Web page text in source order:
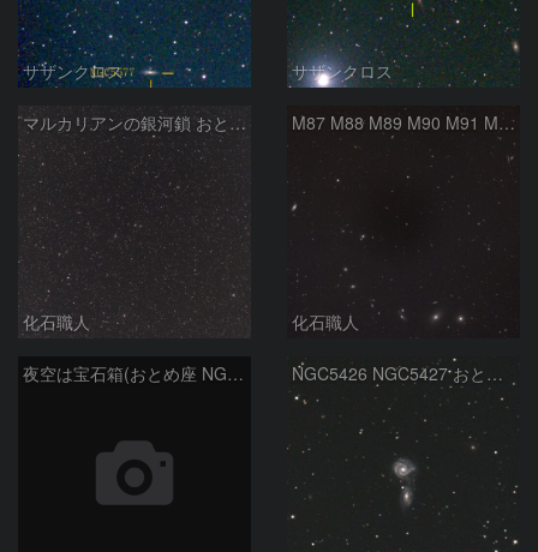
サザンクロス サザンクロス
マルカリアンの銀河鎖 おとめ座・ かみのけ座の銀河
化石職人
M87 M88 M89 M90 M91 M100 マルカリアンの銀河鎖 おとめ座 かみのけ座
化石職人
夜空は宝石箱(おとめ座 NGC5746) Seestar50 NGC5426 NGC5427 おとめ座